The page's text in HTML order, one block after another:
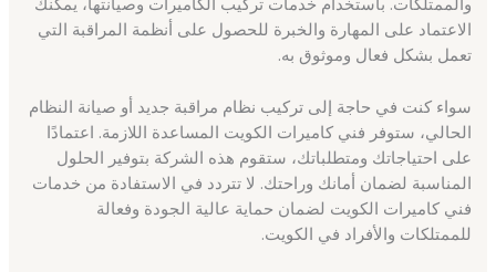
الاعتماد على المهارة والخبرة للحصول على أنظمة المراقبة التي
تعمل بشكل فعال وموثوق به.
سواء كنت في حاجة إلى تركيب نظام مراقبة جديد أو صيانة النظام
الحالي، ستوفر فني كاميرات الكويت المساعدة اللازمة. اعتمادًا
على احتياجاتك ومتطلباتك، ستقوم هذه الشركة بتوفير الحلول
المناسبة لضمان أمانك وراحتك. لا تتردد في الاستفادة من خدمات
فني كاميرات الكويت لضمان حماية عالية الجودة وفعالة
للممتلكات والأفراد في الكويت.